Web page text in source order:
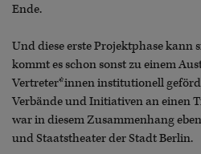
Ende.
Und diese erste Projektphase kann
kommt es schon sonst zu einem
Vertreter*innen institutionell
Verbände und Initiativen an einen
war in diesem Zusammenhang
und Staatstheater der Stadt Berlin.